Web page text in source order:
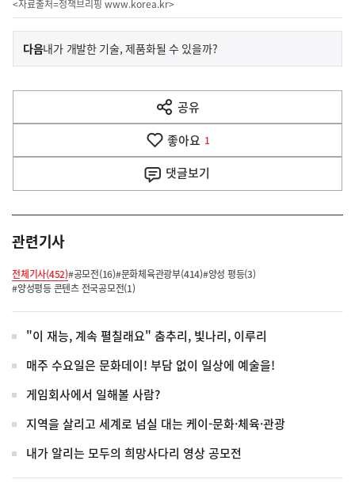
<자료출처=정책브리핑 www.korea.kr>
이
전
다
음
다음기
사
내가 개발한 기술, 제품화될 수 있을까?
공유
열
기
좋아요 1
댓글보기
관련기사
전체기사(452)#공모전(16)#문화체육관광부(414)#양성 평등(3)
#양성평등 콘텐츠 전국공모전(1)
"이 재능, 계속 펼칠래요" 춤추리, 빛나리, 이루리
매주 수요일은 문화데이! 부담 없이 일상에 예술을!
게임회사에서 일해볼 사람?
지역을 살리고 세계로 넘실 대는 케이-문화·체육·관광
내가 알리는 모두의 희망사다리 영상 공모전